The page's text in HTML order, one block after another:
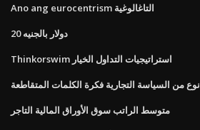
Ano ang eurocentrism التاغالوغية
20 دولار بالجنيه
Thinkorswim استراتيجيات التداول الخيار
نوع من السياسة التجارية فكرة الكلمات المتقاطعة
متوسط ​​الراتب سوق الأوراق المالية التاجر